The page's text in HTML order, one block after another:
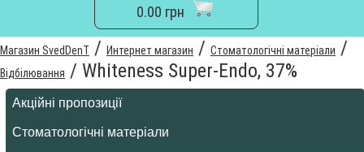
0.00 грн
Магазин SvedDenT / Интернет магазин / Стоматологічні матеріали /
Відбілювання / Whiteness Super-Endo, 37%
Акційні пропозиції
Стоматологічні матеріали